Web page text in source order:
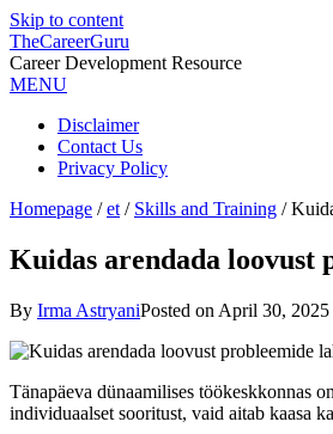
Skip to content
TheCareerGuru
Career Development Resource
MENU
Disclaimer
Contact Us
Privacy Policy
Homepage / et / Skills and Training /
Kuidas arendada loovust
By Irma AstryaniPosted on April 30, 2025
Tänapäeva dünaamilises töökeskkonnas
individuaalset sooritust, vaid aitab kaasa